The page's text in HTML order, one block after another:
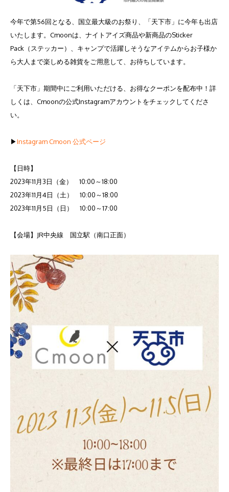
今年で第56回となる、国立最大級のお祭り、「天下市」に今年も出店
いたします。Cmoonは、ナイトアイズ商品や新商品のSticker
Pack（ステッカー）、キャンプで活躍しそうなアイテムからお子様か
ら大人まで楽しめる雑貨をご用意して、お待ちしています。
「天下市」期間中にご利用いただける、お得なクーポンを配布中！詳
しくは、Cmoonの公式Instagramアカウントをチェックしてくださ
い。
▶Instagram Cmoon 公式ページ
【日時】
2023年11月3日（金） 10:00～18:00
2023年11月4日（土） 10:00～18:00
2023年11月5日（日） 10:00～17:00
【会場】JR中央線 国立駅（南口正面）